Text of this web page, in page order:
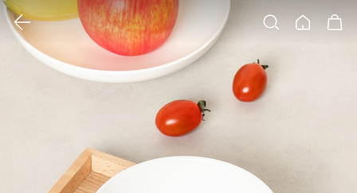
클릭 시 이미지 확대 보기 팝업 열림